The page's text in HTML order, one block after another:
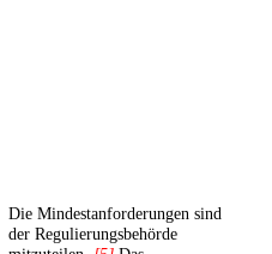
Die Mindestanforderungen sind
der Regulierungsbehörde